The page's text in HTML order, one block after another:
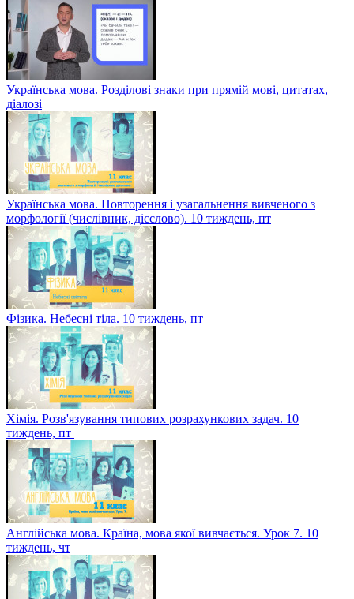
Українська мова. Розділові знаки при прямій мові, цитатах,
діалозі
Українська мова. Повторення і узагальнення вивченого з
морфології (числівник, дієслово). 10 тиждень, пт
Фізика. Небесні тіла. 10 тиждень, пт
Хімія. Розв'язування типових розрахункових задач. 10
тиждень, пт
Англійська мова. Країна, мова якої вивчається. Урок 7. 10
тиждень, чт